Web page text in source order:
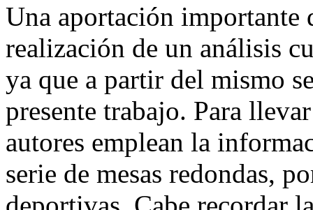
Una aportación importante
realización de un análisis
ya que a partir del mismo
presente trabajo. Para
autores emplean la
serie de mesas redondas,